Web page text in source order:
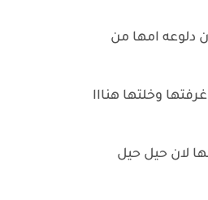
دلوعه امها من
وخلتها هنااا
لان حيل حيل